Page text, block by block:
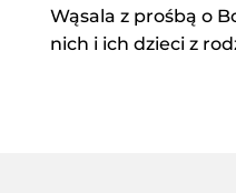
Wąsala z prośbą o
nich i ich dzieci z